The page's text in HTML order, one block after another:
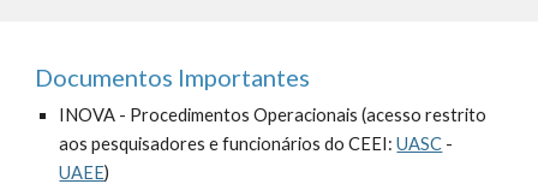
Documentos Importantes
INOVA - Procedimentos Operacionais (acesso restrito
aos pesquisadores e funcionários do CEEI: UASC
UAEE)